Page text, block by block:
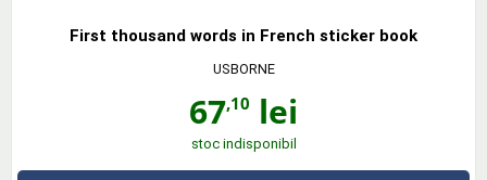
First thousand words in French sticker book
USBORNE
67,10 lei
stoc indisponibil